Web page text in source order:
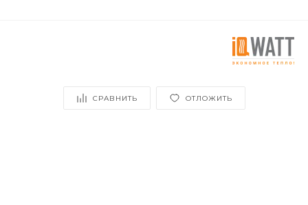
СРАВНИТЬ ОТЛОЖИТЬ